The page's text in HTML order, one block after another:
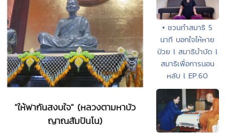
"ให้พากันสงบใจ" (หลวงตามหาบัว
ญาณสัมปันโน)
• ชวนทำสมาธิ 5
นาที บอกใจให้หาย
ป่วย l สมาธิบำบัด l
สมาธิเพื่อการนอน
หลับ l EP.60